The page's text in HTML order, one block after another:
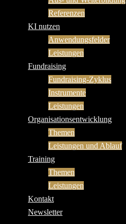
Referenzen
KI nutzen
Anwendungsfelder
Leistungen
Fundraising
Fundraising-Zyklus
Instrumente
Leistungen
Organisationsentwicklung
Themen
Leistungen und Ablauf
Training
Themen
Leistungen
Kontakt
Newsletter